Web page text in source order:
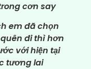
cơn say
em đã chọn
đi thì hơn
với hiện tại
tương lai